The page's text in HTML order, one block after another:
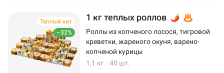
–32%
Теплый хит 1 кг теплых роллов
Роллы из копченого лосося, тигровой
креветки, жареного окуня, варено-
копченой курицы
1,1 кг · 40 шт.